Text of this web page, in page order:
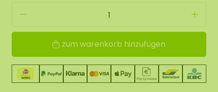
zum warenkorb hinzufügen